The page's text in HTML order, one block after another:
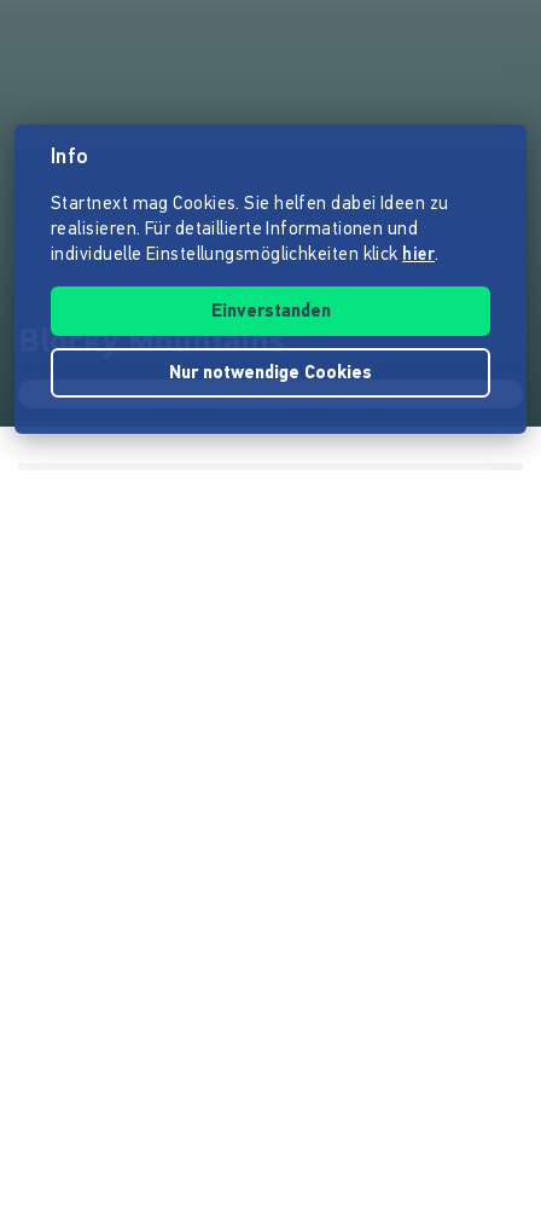
Blocky Mountains
Info
Startnext mag Cookies. Sie helfen dabei Ideen zu
realisieren. Für detaillierte Informationen und
individuelle Einstellungsmöglichkeiten klick hier.
Einverstanden
Nur notwendige Cookies